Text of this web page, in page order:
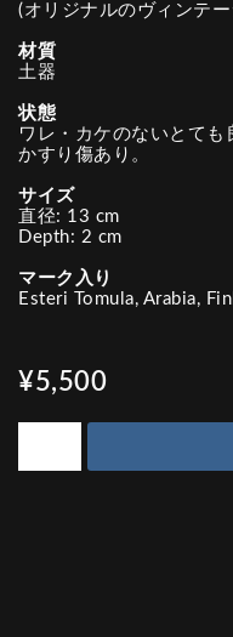
(オリジナルのヴィンテ
材質
土器
状態
ワレ・カケのないとて
かすり傷あり。
サイズ
直径: 13 cm
Depth: 2 cm
マーク入り
Esteri Tomula, Arabia,
¥5,500